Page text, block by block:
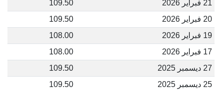
21 فبراير 2026
109.50
20 فبراير 2026
109.50
19 فبراير 2026
108.00
17 فبراير 2026
108.00
27 ديسمبر 2025
109.50
25 ديسمبر 2025
109.50